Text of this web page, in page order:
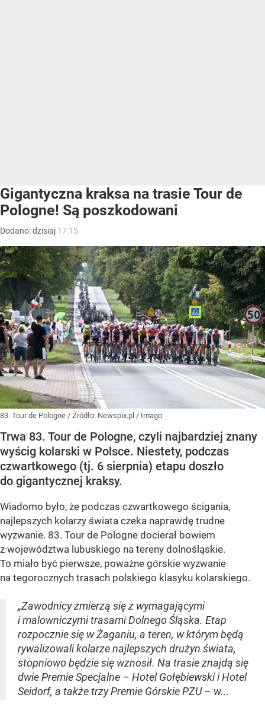
Gigantyczna kraksa na trasie Tour de
Pologne! Są poszkodowani
Dodano:dzisiaj 17:15
83. Tour de Pologne / Źródło: Newspix.pl / Imago
Trwa 83. Tour de Pologne, czyli najbardziej znany
wyścig kolarski w Polsce. Niestety, podczas
czwartkowego (tj. 6 sierpnia) etapu doszło
do gigantycznej kraksy.
Wiadomo było, że podczas czwartkowego ścigania,
najlepszych kolarzy świata czeka naprawdę trudne
wyzwanie. 83. Tour de Pologne docierał bowiem
z województwa lubuskiego na tereny dolnośląskie.
To miało być pierwsze, poważne górskie wyzwanie
na tegorocznych trasach polskiego klasyku kolarskiego.
„Zawodnicy zmierzą się z wymagającymi
i malowniczymi trasami Dolnego Śląska. Etap
rozpocznie się w Żaganiu, a teren, w którym będą
rywalizowali kolarze najlepszych drużyn świata,
stopniowo będzie się wznosił. Na trasie znajdą się
dwie Premie Specjalne – Hotel Gołębiewski i Hotel
Seidorf, a także trzy Premie Górskie PZU – w...